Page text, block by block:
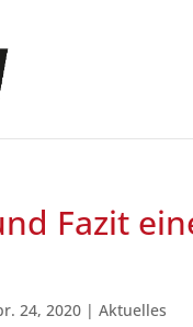
Fazit
24, 2020 |Aktuelles